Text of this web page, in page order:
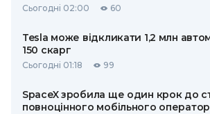
Сьогодні 02:00 60
Tesla може відкликати 1,2 млн
150 скарг
Сьогодні 01:18 99
SpaceX зробила ще один крок до
повноцінного мобільного